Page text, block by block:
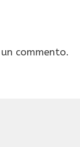
commento.